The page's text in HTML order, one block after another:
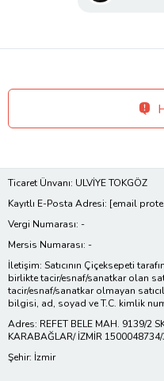
Ticaret Ünvanı: ULVİYE TOKGÖZ
Kayıtlı E-Posta Adresi: [email
Vergi Numarası: -
Mersis Numarası: -
İletişim: Satıcının Çiçeksepeti
birlikte tacir/esnaf/sanatkar olan
tacir/esnaf/sanatkar olmayan
bilgisi, ad, soyad ve T.C. kimlik
Adres: REFET BELE MAH. 9139/2
KARABAĞLAR/ İZMİR
Şehir: İzmir